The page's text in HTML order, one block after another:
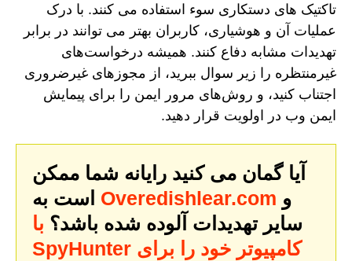
تاکتیک های دستکاری سوء استفاده می کنند. با درک
عملیات آن و هوشیاری، کاربران بهتر می توانند در برابر
تهدیدات مشابه دفاع کنند. همیشه درخواست‌های
غیرمنتظره را زیر سوال ببرید، از مجوزهای غیرضروری
اجتناب کنید، و روش‌های مرور ایمن را برای پیمایش
ایمن وب در اولویت قرار دهید.
آیا گمان می کنید رایانه شما ممکن
Overedishlear.com
سایر تهدیدات آلوده شده باشد؟ با
SpyHunter کامپیوتر خود را برای